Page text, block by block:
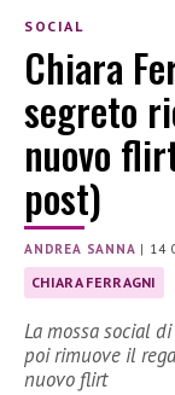
SOCIAL
Chiara
segreto
nuovo
post)
ANDREA SANNA | 14
CHIARA FERRAGNI
La mossa social
poi rimuove il
nuovo flirt